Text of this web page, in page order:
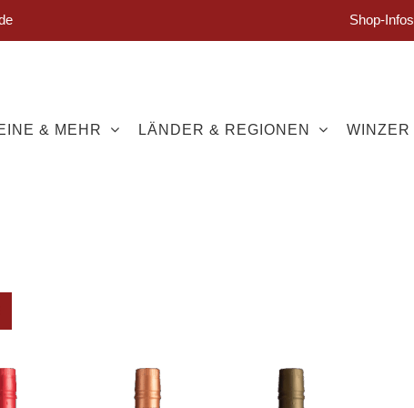
Shop-Infos
& MEHR LÄNDER & REGIONEN WINZER